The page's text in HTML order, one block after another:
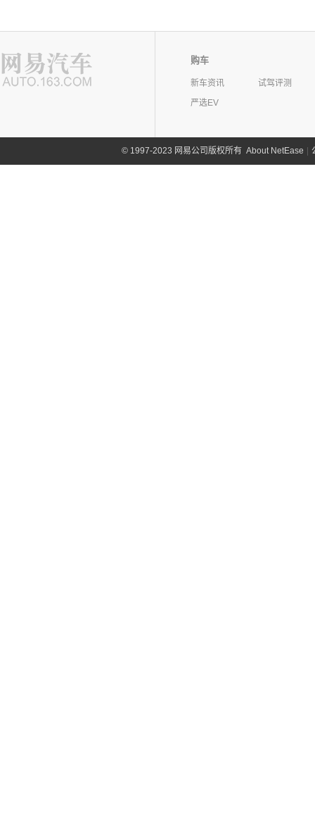
购车
新车资讯
试驾评测
严选EV
©1997-2023 网易公司版权所有 About NetEase